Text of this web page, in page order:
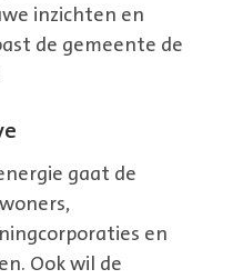
inzichten en
de gemeente de
gaat de
en
Ook wil de